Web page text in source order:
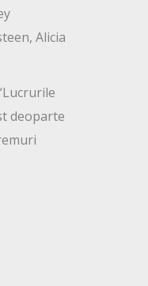
Alicia
deoparte